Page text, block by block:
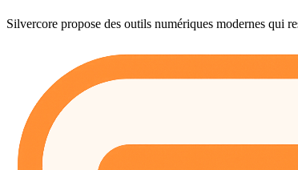
Silvercore propose des outils numériques modernes qui